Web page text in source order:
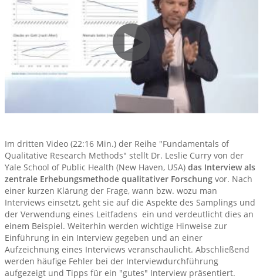
Im dritten Video (22:16 Min.) der Reihe "Fundamentals of
Qualitative Research Methods" stellt Dr. Leslie Curry von der
Yale School of Public Health (New Haven, USA) das Interview als
zentrale Erhebungsmethode qualitativer Forschung vor. Nach
einer kurzen Klärung der Frage, wann bzw. wozu man
Interviews einsetzt, geht sie auf die Aspekte des Samplings und
der Verwendung eines Leitfadens ein und verdeutlicht dies an
einem Beispiel. Weiterhin werden wichtige Hinweise zur
Einführung in ein Interview gegeben und an einer
Aufzeichnung eines Interviews veranschaulicht. Abschließend
werden häufige Fehler bei der Interviewdurchführung
aufgezeigt und Tipps für ein "gutes" Interview präsentiert.